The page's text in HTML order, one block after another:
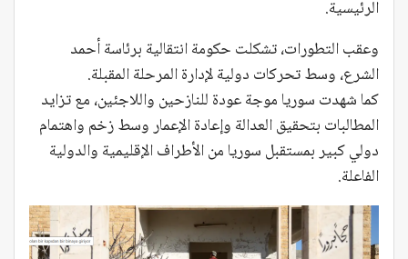
الرئيسية.
وعقب التطورات، تشكلت حكومة انتقالية برئاسة أحمد
الشرع، وسط تحركات دولية لإدارة المرحلة المقبلة.
كما شهدت سوريا موجة عودة للنازحين واللاجئين، مع تزايد
المطالبات بتحقيق العدالة وإعادة الإعمار وسط زخم واهتمام
دولي كبير بمستقبل سوريا من الأطراف الإقليمية والدولية
الفاعلة.